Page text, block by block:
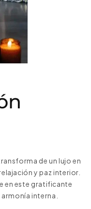
de un lujo en
y paz interior.
en este gratificante
interna.